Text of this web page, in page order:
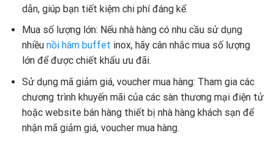
dẫn, giúp bạn tiết kiệm chi phí đáng kể.
Mua số lượng lớn: Nếu nhà hàng có nhu cầu sử dụng
nhiều nồi hâm buffet inox, hãy cân nhắc mua số lượng
lớn để được chiết khấu ưu đãi.
Sử dụng mã giảm giá, voucher mua hàng: Tham gia các
chương trình khuyến mãi của các sàn thương mại điện tử
hoặc website bán hàng thiết bị nhà hàng khách sạn để
nhận mã giảm giá, voucher mua hàng.